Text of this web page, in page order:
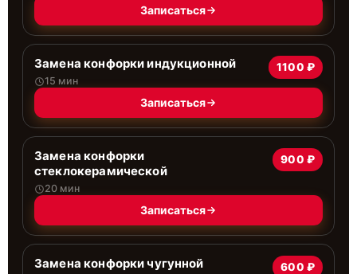
Записаться
Замена конфорки индукционной
15 мин
1100 ₽
Записаться
Замена конфорки
стеклокерамической
20 мин
900 ₽
Записаться
Замена конфорки чугунной 600 ₽